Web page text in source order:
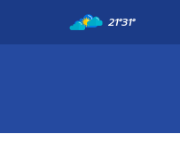
21°31°